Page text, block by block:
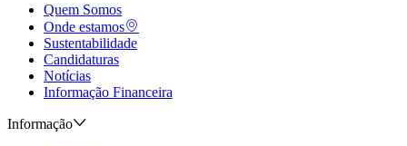
Quem Somos
Onde estamos
Sustentabilidade
Candidaturas
Notícias
Informação Financeira
Informação